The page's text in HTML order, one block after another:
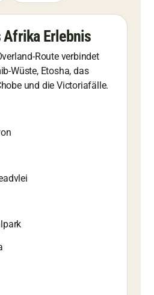
Erlebnis
Route verbindet
Wüste, Etosha, das
und die Victoriafälle.